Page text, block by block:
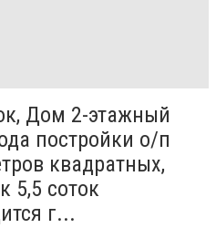
Дом 2-этажный
постройки о/п
квадратных,
5,5 соток
г...